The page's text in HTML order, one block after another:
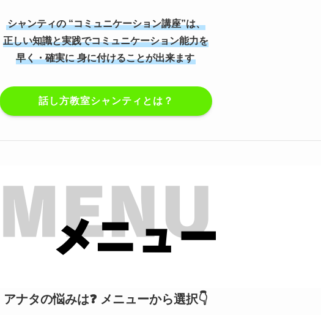
シャンティの “コミュニケーション講座”は、
正しい知識と実践でコミュニケーション能力を
早く・確実に 身に付けることが出来ます
話し方教室シャンティとは？
アナタの悩みは❓ メニューから選択👇